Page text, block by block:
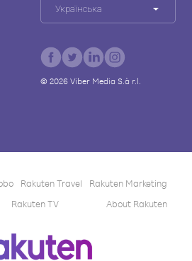
Українська
© 2026Viber Media S.à r.l.
Rakuten Travel
Rakuten Marketing
Rakuten TV About Rakuten